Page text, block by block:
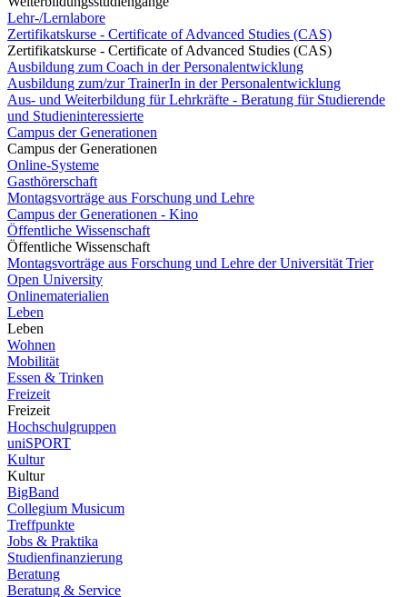
Lehr-/Lernlabore
Zertifikatskurse - Certificate of Advanced Studies (CAS)
Zertifikatskurse - Certificate of Advanced Studies (CAS)
Ausbildung zum Coach in der Personalentwicklung
Ausbildung zum/zur TrainerIn in der Personalentwicklung
Aus- und Weiterbildung für Lehrkräfte - Beratung für Studierende
und Studieninteressierte
Campus der Generationen
Campus der Generationen
Online-Systeme
Gasthörerschaft
Montagsvorträge aus Forschung und Lehre
Campus der Generationen - Kino
Öffentliche Wissenschaft
Öffentliche Wissenschaft
Montagsvorträge aus Forschung und Lehre der Universität Trier
Open University
Onlinematerialien
Leben
Leben
Wohnen
Mobilität
Essen & Trinken
Freizeit
Freizeit
Hochschulgruppen
uniSPORT
Kultur
Kultur
BigBand
Collegium Musicum
Treffpunkte
Jobs & Praktika
Studienfinanzierung
Beratung
Beratung & Service